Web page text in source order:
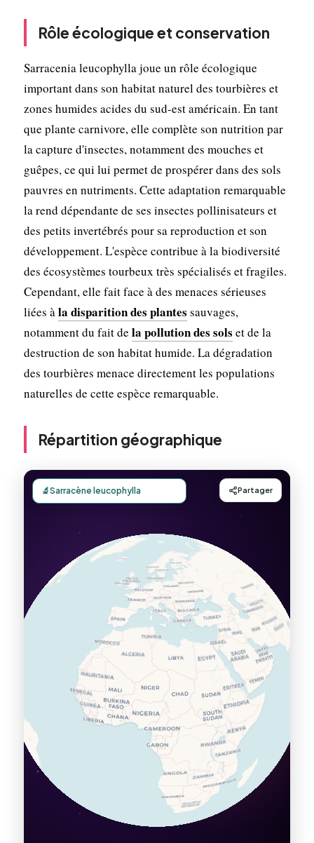
Rôle écologique et conservation
Sarracenia leucophylla joue un rôle écologique
important dans son habitat naturel des tourbières et
zones humides acides du sud-est américain. En tant
que plante carnivore, elle complète son nutrition par
la capture d'insectes, notamment des mouches et
guêpes, ce qui lui permet de prospérer dans des sols
pauvres en nutriments. Cette adaptation remarquable
la rend dépendante de ses insectes pollinisateurs et
des petits invertébrés pour sa reproduction et son
développement. L'espèce contribue à la biodiversité
des écosystèmes tourbeux très spécialisés et fragiles.
Cependant, elle fait face à des menaces sérieuses
liées àla disparition des plantes sauvages,
notamment du fait de la pollution des sols et de la
destruction de son habitat humide. La dégradation
des tourbières menace directement les populations
naturelles de cette espèce remarquable.
Répartition géographique